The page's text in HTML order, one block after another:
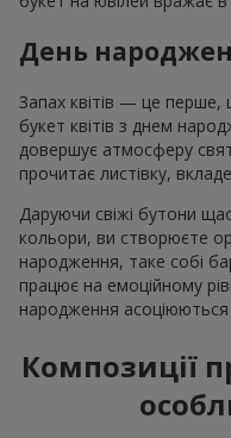
День
Запах квітів — це
букет квітів з днем
довершує атмосферу
прочитає листівку,
Даруючи свіжі бутони
кольори, ви створюєте
народження, таке собі
працює на емоційному
народження
Композиції